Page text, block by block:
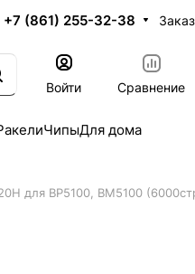
+7 (861) 255-32-38
Войти
Сравнение
ЧипыДля дома
для BP5100, BM5100